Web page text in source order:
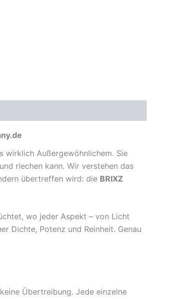
wirklich Außergewöhnlichem. Sie
riechen kann. Wir verstehen das
übertreffen wird: die BRIXZ
wo jeder Aspekt – von Licht
Dichte, Potenz und Reinheit. Genau
Übertreibung. Jede einzelne